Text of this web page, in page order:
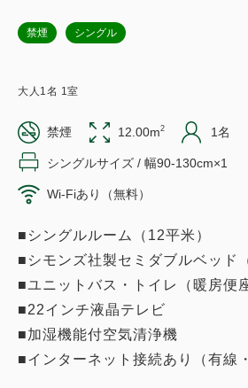
禁煙 シングル
大人 1 名 1 室
禁煙 12.00m2 1名
シングルサイズ / 幅90-130cm×1
Wi-Fiあり（無料）
■シングルルーム（12平米）
■シモンズ社製セミダブルベッド
■ユニットバス・トイレ（暖房便
■22インチ液晶テレビ
■加湿機能付空気清浄機
■インターネット接続あり（有線